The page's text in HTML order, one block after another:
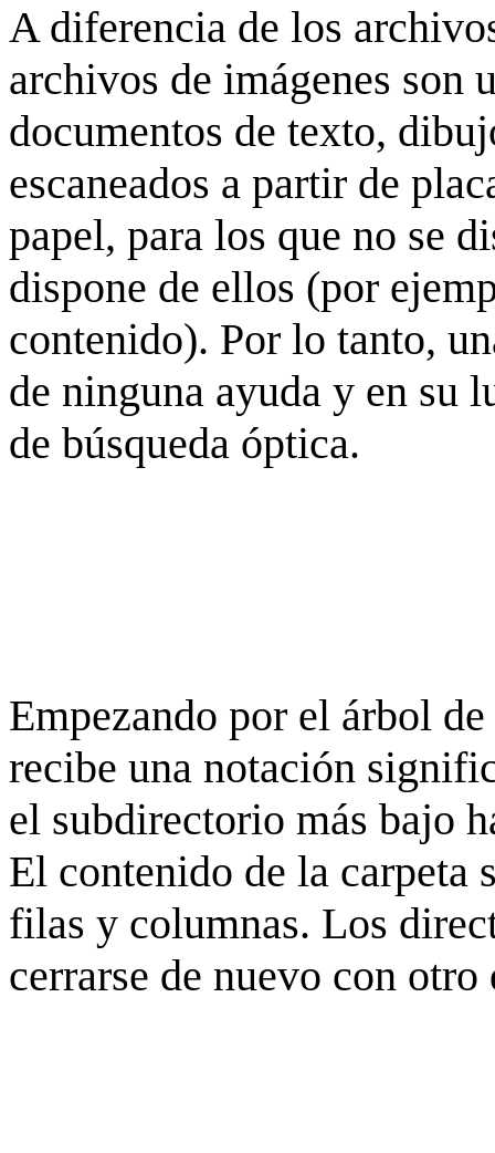
A diferencia de los
archivos de imágenes son
documentos de texto,
escaneados a partir de
papel, para los que no se
dispone de ellos (por
contenido). Por lo tanto,
de ninguna ayuda y en su
de búsqueda óptica.
Empezando por el árbol
recibe una notación
el subdirectorio más bajo
El contenido de la carpeta
filas y columnas. Los
cerrarse de nuevo con